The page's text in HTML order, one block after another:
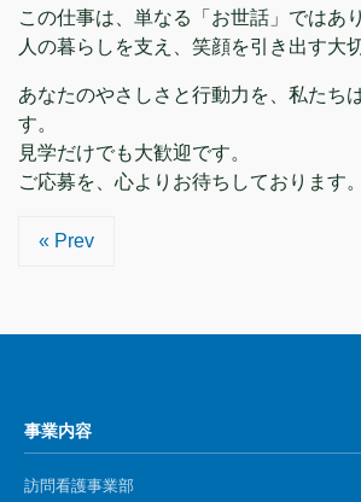
この仕事は、単なる「お世話」ではあ
人の暮らしを支え、笑顔を引き出す大
あなたのやさしさと行動力を、私たち
す。
見学だけでも大歓迎です。
ご応募を、心よりお待ちしております。
« Prev
事業内容
訪問看護事業部